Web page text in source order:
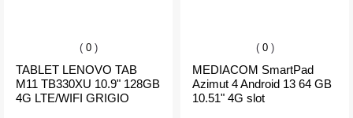
( 0 )
TABLET LENOVO TAB
M11 TB330XU 10.9" 128GB
4G LTE/WIFI GRIGIO
( 0 )
MEDIACOM SmartPad
Azimut 4 Android 13 64 GB
10.51" 4G slot